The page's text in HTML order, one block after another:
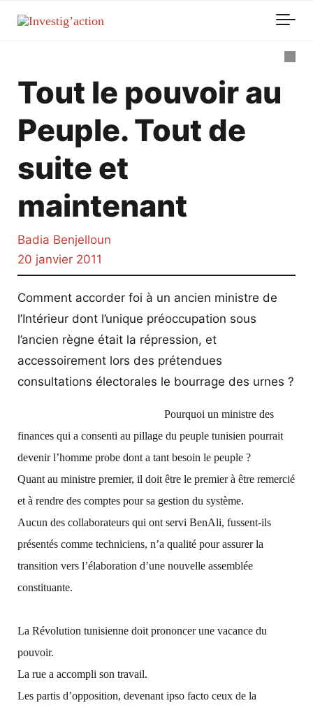
Tout le pouvoir au
Peuple. Tout de
suite et
maintenant
Badia Benjelloun
20 janvier 2011
Comment accorder foi à un ancien ministre de
l’Intérieur dont l’unique préoccupation sous
l’ancien règne était la répression, et
accessoirement lors des prétendues
consultations électorales le bourrage des urnes ?
Pourquoi un ministre des
finances qui a consenti au pillage du peuple tunisien pourrait
devenir l’homme probe dont a tant besoin le peuple ?
Quant au ministre premier, il doit être le premier à être remercié
et à rendre des comptes pour sa gestion du système.
Aucun des collaborateurs qui ont servi BenAli, fussent-ils
présentés comme techniciens, n’a qualité pour assurer la
transition vers l’élaboration d’une nouvelle assemblée
constituante.
La Révolution tunisienne doit prononcer une vacance du
pouvoir.
La rue a accompli son travail.
Les partis d’opposition, devenant ipso facto ceux de la